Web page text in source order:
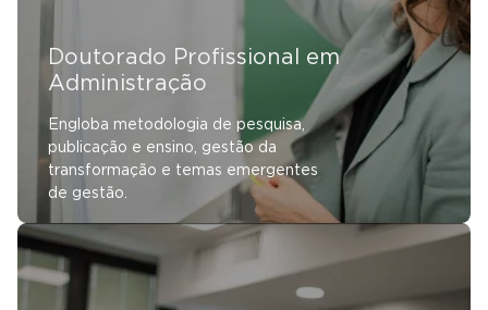
Doutorado Profissional em
Administração
Engloba metodologia de pesquisa,
publicação e ensino, gestão da
transformação e temas emergentes
de gestão.